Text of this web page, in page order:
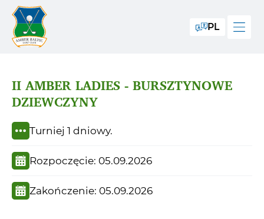
PL
II AMBER LADIES - BURSZTYNOWE
DZIEWCZYNY
Turniej 1 dniowy.
Rozpoczęcie: 05.09.2026
Zakończenie: 05.09.2026